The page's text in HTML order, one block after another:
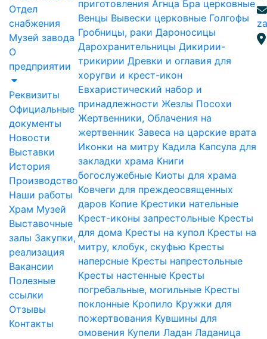
Отдел
снабжения
Музей завода
О
предприятии
Реквизиты
Официальные
документы
Новости
Выставки
История
Производство
Наши работы
Храм Музей
Выставочные
залы Закупки,
реализация
Вакансии
Полезные
ссылки
Отзывы
Контакты
приготовления Агнца Бра церковные
Венцы Вывески церковные Голгофы
Гробницы, раки Дароносицы
Дарохранительницы Дикирии-
трикирии Древки и оглавия для
хоругви и крест-икон
Евхаристический набор и
принадлежности Жезлы Посохи
Жертвенники, Облачения на
жертвенник Завеса на царские врата
Иконки на митру Кадила Капсула для
закладки храма Книги
богослужебные Киоты для храма
Ковчеги для преждеосвященных
даров Копие Крестики нательные
Крест-иконы запрестольные Кресты
для дома Кресты на купол Кресты на
митру, клобук, скуфью Кресты
наперсные Кресты напрестольные
Кресты настенные Кресты
погребальные, могильные Кресты
поклонные Кропило Кружки для
пожертвования Кувшины для
омовения Купели Ладан Ладаница